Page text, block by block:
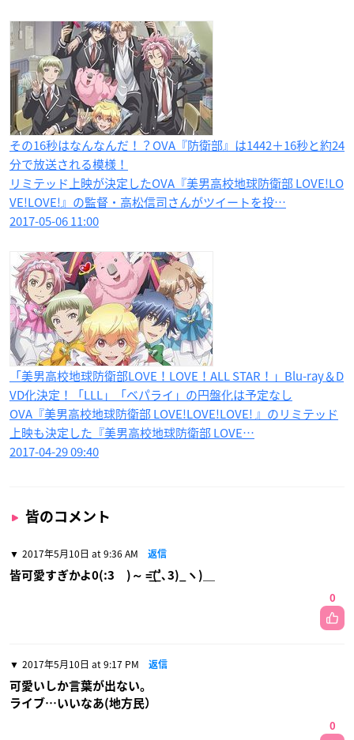
その16秒はなんなんだ！？OVA『防衛部』は1442＋16秒と約24
分で放送される模様！
リミテッド上映が決定したOVA『美男高校地球防衛部 LOVE!LO
VE!LOVE!』の監督・高松信司さんがツイートを投…
2017-05-06 11:00
「美男高校地球防衛部LOVE！LOVE！ALL STAR！​」Blu-ray＆D
VD化決定！「LLL」「ベパライ」の円盤化は予定なし
OVA『美男高校地球防衛部 LOVE!LOVE!LOVE! 』のリミテッド
上映も決定した『美男高校地球防衛部 LOVE…
2017-04-29 09:40
皆のコメント
2017年5月10日 at 9:36 AM 返信
皆可愛すぎかよ0(:3 )～ =͟͟͞͞(’､3)_ヽ)＿
0
2017年5月10日 at 9:17 PM 返信
可愛いしか言葉が出ない。
ライブ…いいなあ(地方民）
0